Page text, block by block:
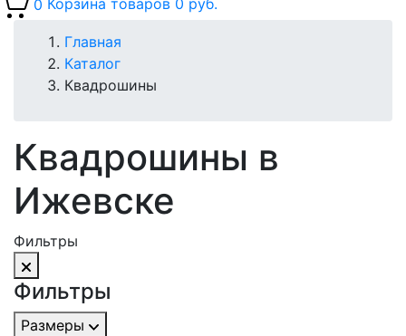
0 Корзина товаров 0 руб.
Главная
Каталог
Квадрошины
Квадрошины в
Ижевске
Фильтры
Фильтры
Размеры